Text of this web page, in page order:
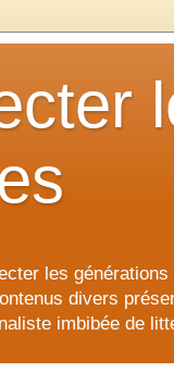
les
divers
imbibée de